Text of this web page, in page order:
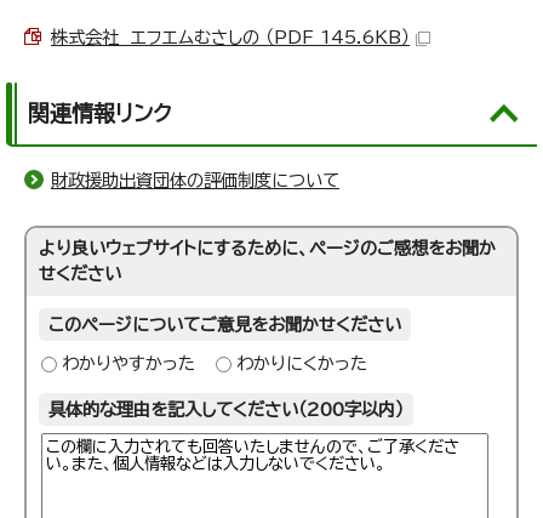
株式会社 エフエムむさしの （PDF 145.6KB）
関連情報リンク
財政援助出資団体の評価制度について
より良いウェブサイトにするために、ページのご感想をお聞か
せください
このページについてご意見をお聞かせください
わかりやすかった わかりにくかった
具体的な理由を記入してください（200字以内）